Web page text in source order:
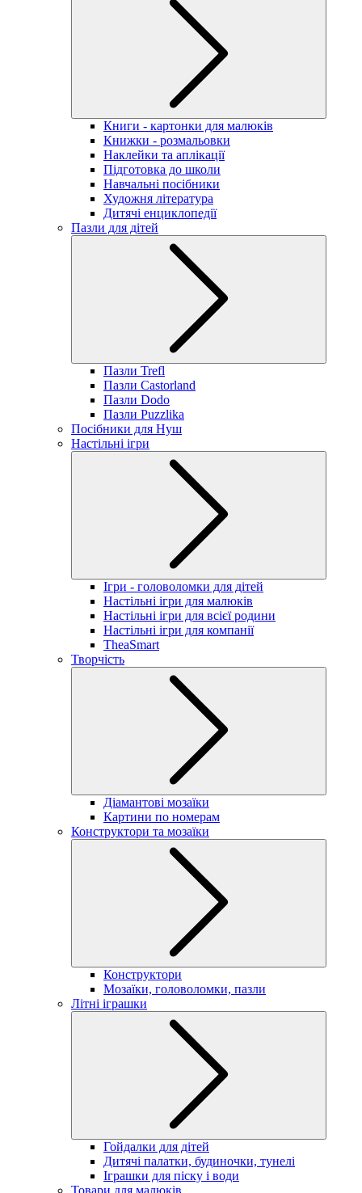
Книги - картонки для малюків
Книжки - розмальовки
Наклейки та аплікації
Підготовка до школи
Навчальні посібники
Художня література
Дитячі енциклопедії
Пазли для дітей
Пазли Trefl
Пазли Castorland
Пазли Dodo
Пазли Puzzlika
Посібники для Нуш
Настільні ігри
Ігри - головоломки для дітей
Настільні ігри для малюків
Настільні ігри для всієї родини
Настільні ігри для компанії
TheaSmart
Творчість
Діамантові мозаїки
Картини по номерам
Конструктори та мозаїки
Конструктори
Мозаїки, головоломки, пазли
Літні іграшки
Гойдалки для дітей
Дитячі палатки, будиночки, тунелі
Іграшки для піску і води
Товари для малюків